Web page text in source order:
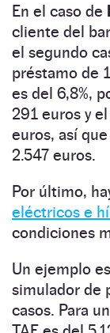
En el caso de
cliente del
el segundo
préstamo de
es del 6,8%,
291 euros y
euros, así
2.547 euros.
Por último,
eléctricos e
condiciones
Un ejemplo
simulador de
casos. Para